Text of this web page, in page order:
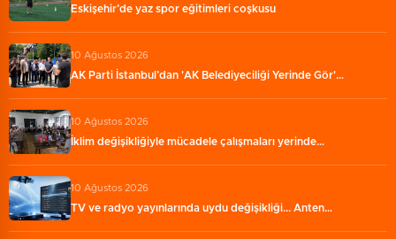
Eskişehir’de yaz spor eğitimleri coşkusu
10 Ağustos 2026
AK Parti İstanbul’dan 'AK Belediyeciliği Yerinde Gör'…
10 Ağustos 2026
İklim değişikliğiyle mücadele çalışmaları yerinde…
10 Ağustos 2026
TV ve radyo yayınlarında uydu değişikliği... Anten…